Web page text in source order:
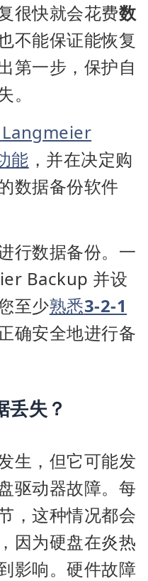
很快就会花费数
不能保证能恢复
第一步，保护自
Langmeier
能 ，并在决定购
数据备份软件
行数据备份。一
Backup 并设
至少熟悉3-2-1
确安全地进行备
丢失？
生，但它可能发
驱动器故障。每
，这种情况都会
因为硬盘在炎热
影响。硬件故障